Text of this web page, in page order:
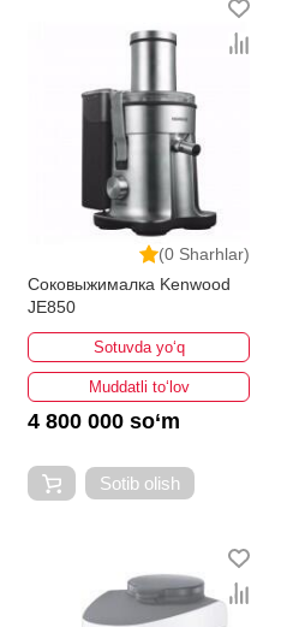
(0 Sharhlar)
Соковыжималка Kenwood
JE850
Sotuvda yo‘q
Muddatli to‘lov
4 800 000 so‘m
Sotib olish